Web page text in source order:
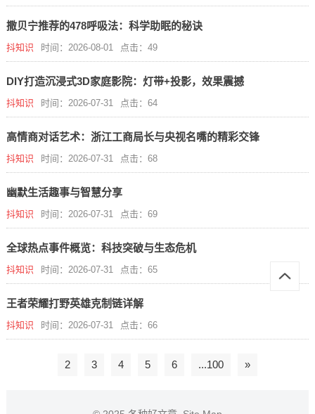
撒贝宁推荐的478呼吸法：科学助眠的秘诀
抖知识 时间：2026-08-01 点击：49
DIY打造沉浸式3D家庭影院：灯带+投影，效果震撼
抖知识 时间：2026-07-31 点击：64
高情商对话艺术：浙江工商局长与央视名嘴的精彩交锋
抖知识 时间：2026-07-31 点击：68
幽默生活趣事与智慧分享
抖知识 时间：2026-07-31 点击：69
全球热点事件概览：科技突破与生态危机
抖知识 时间：2026-07-31 点击：65
王者荣耀打野英雄克制链详解
抖知识 时间：2026-07-31 点击：66
2 3 4 5 6 ...100 »